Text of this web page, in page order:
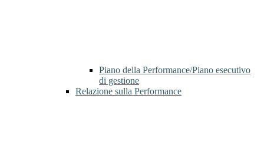
Piano della Performance/Piano esecutivo
di gestione
Relazione sulla Performance